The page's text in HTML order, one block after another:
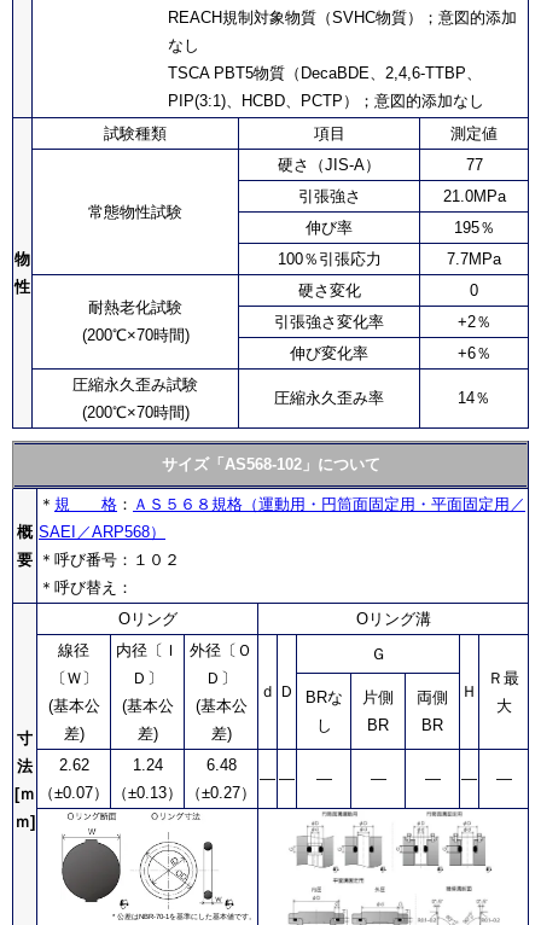
REACH規制対象物質（SVHC物質）；意図的添加
なし
TSCA PBT5物質（DecaBDE、2,4,6-TTBP、
PIP(3:1)、HCBD、PCTP）；意図的添加なし
物
性
試験種類 項目 測定値
常態物性試験
硬さ（JIS-A）
77
引張強さ
21.0MPa
伸び率
195％
100％引張応力
7.7MPa
耐熱老化試験
(200℃×70時間)
硬さ変化
0
引張強さ変化率
+2％
伸び変化率
+6％
圧縮永久歪み試験
(200℃×70時間)
圧縮永久歪み率 14％
サイズ「AS568-102」について
概
要
＊ 規 格 ： ＡＳ５６８規格（運動用・円筒面固定用・平面固定用／
SAEI／ARP568）
＊呼び番号：１０２
＊呼び替え：
寸
法
[ｍ
ｍ]
Oリング
Oリング溝
線径
〔Ｗ〕
(基本公
差)
内径〔Ｉ
Ｄ〕
(基本公
差)
外径〔Ｏ
Ｄ〕
(基本公
差)
ｄ Ｄ
Ｇ
Ｈ
Ｒ最
大
BRな
し
片側
BR
両側
BR
2.62
（±0.07）
1.24
（±0.13）
6.48
（±0.27）
― ― ― ― ― ― ―
* 公差はNBR-70-1を基準にした基本値です。